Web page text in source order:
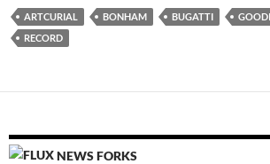
ARTCURIAL BONHAM BUGATTI
RECORD
NEWS FORKS